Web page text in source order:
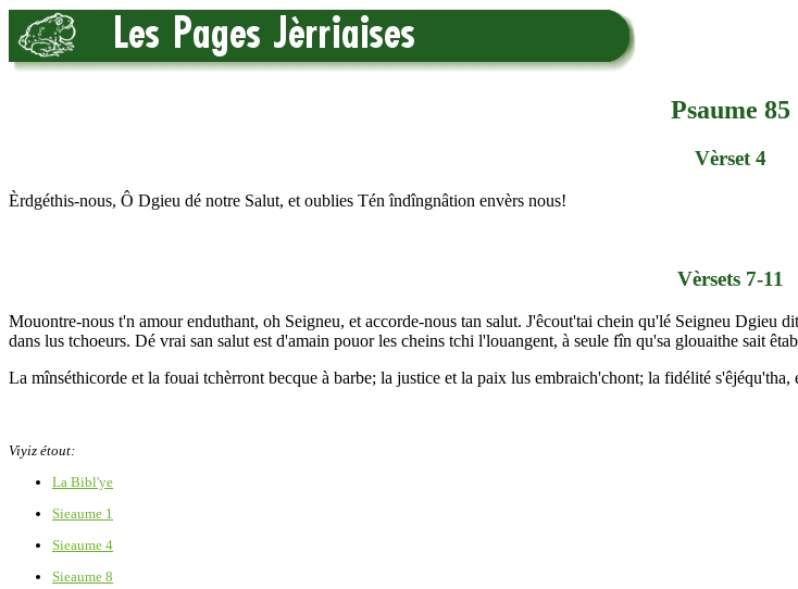
Psaume 85
Vèrset 4
Èrdgéthis-nous, Ô Dgieu dé notre Salut, et oublies Tén îndîngnâtion envèrs nous!
Vèrsets 7-11
Mouontre-nous t'n amour enduthant, oh Seigneu, et accorde-nous tan salut. J'êcout'tai chein qu'lé Seigneu
dans lus tchoeurs. Dé vrai san salut est d'amain pouor les cheins tchi l'louangent, à seule fîn qu'sa glouaithe sait
La mînséthicorde et la fouai tchèrront becque à barbe; la justice et la paix lus embraich'chont; la fidélité s'êjéqu'tha,
Viyiz étout:
La Bibl'ye
Sieaume 1
Sieaume 4
Sieaume 8